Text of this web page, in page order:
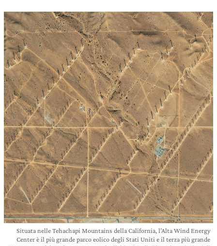
Situata nelle Tehachapi Mountains della California, l’Alta Wind Energy
Center è il più grande parco eolico degli Stati Uniti e il terza più grande